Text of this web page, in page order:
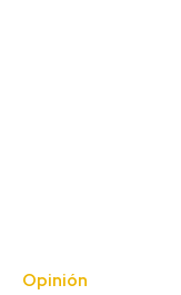
Opinión